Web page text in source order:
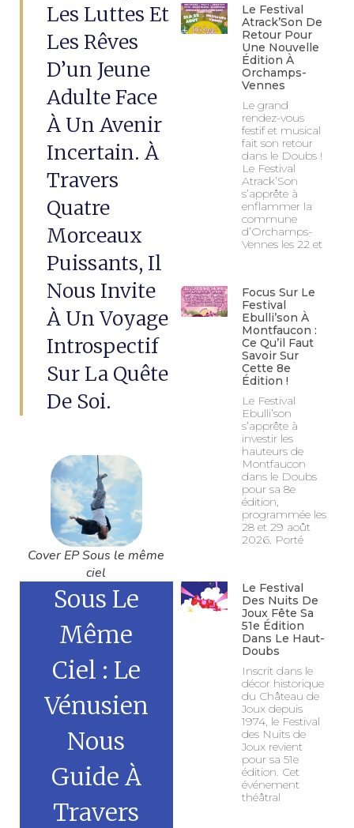
Les Luttes Et
Les Rêves
D’un Jeune
Adulte Face
À Un Avenir
Incertain. À
Travers
Quatre
Morceaux
Puissants, Il
Nous Invite
À Un Voyage
Introspectif
Sur La Quête
De Soi.
Cover EP Sous le même
ciel
Sous Le
Même
Ciel : Le
Vénusien
Nous
Guide À
Travers
Le Festival
Atrack’Son De
Retour Pour
Une Nouvelle
Édition À
Orchamps-
Vennes
Le grand
rendez-vous
festif et musical
fait son retour
dans le Doubs !
Le Festival
Atrack’Son
s’apprête à
enflammer la
commune
d’Orchamps-
Vennes les 22 et
Focus Sur Le
Festival
Ebulli’son À
Montfaucon :
Ce Qu’il Faut
Savoir Sur
Cette 8e
Édition !
Le Festival
Ebulli’son
s’apprête à
investir les
hauteurs de
Montfaucon
dans le Doubs
pour sa 8e
édition,
programmée les
28 et 29 août
2026. Porté
Le Festival
Des Nuits De
Joux Fête Sa
51e Édition
Dans Le Haut-
Doubs
Inscrit dans le
décor historique
du Château de
Joux depuis
1974, le Festival
des Nuits de
Joux revient
pour sa 51e
édition. Cet
événement
théâtral